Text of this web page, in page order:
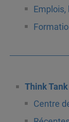
Think Tank
Centre